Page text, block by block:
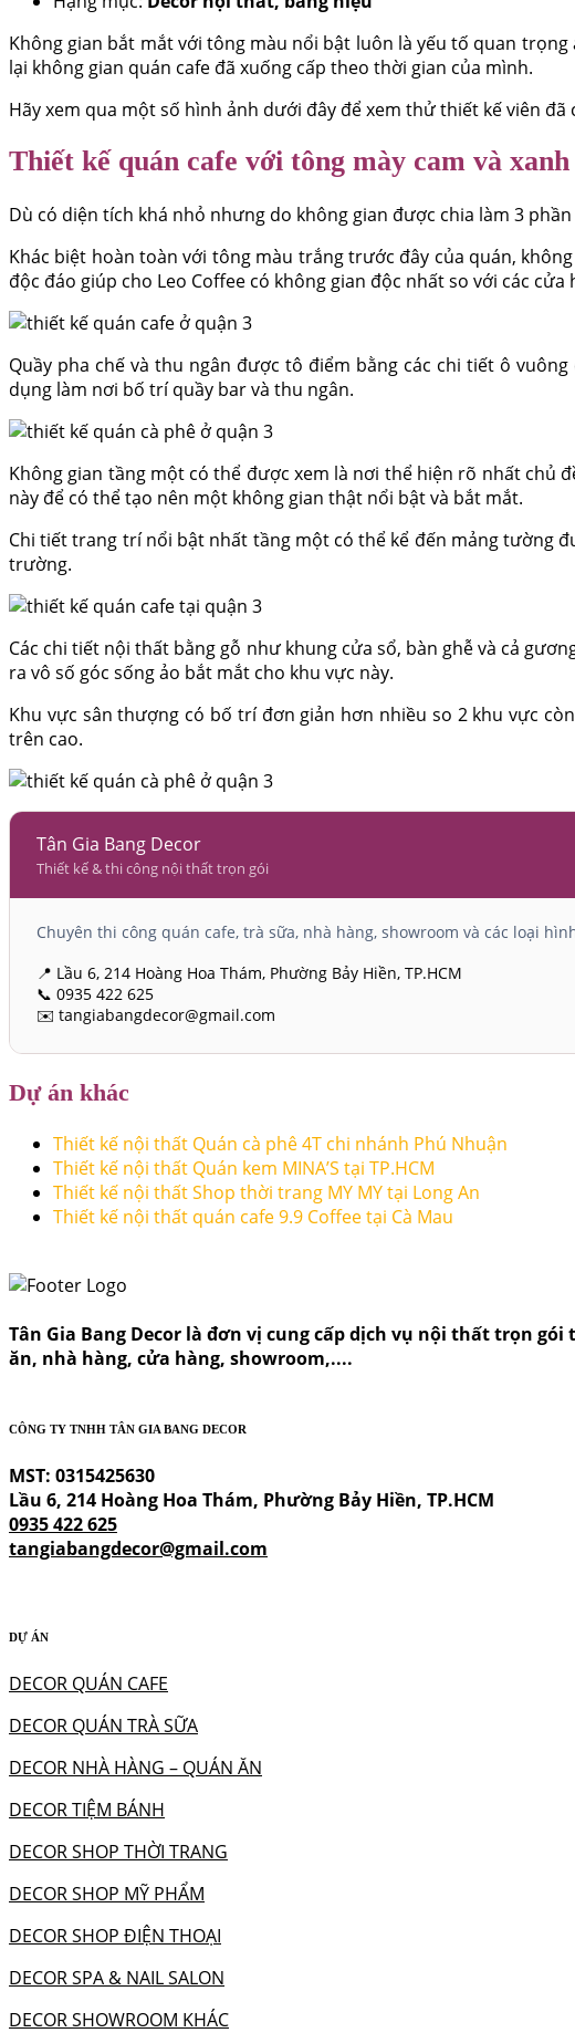
Không gian bắt mắt với tông màu nổi bật luôn là yếu tố quan
lại không gian quán cafe đã xuống cấp theo thời gian của mình.
Hãy xem qua một số hình ảnh dưới đây để xem thử thiết kế viên
Thiết kế quán cafe với tông mày cam và xanh
Dù có diện tích khá nhỏ nhưng do không gian được chia làm 3
Khác biệt hoàn toàn với tông màu trắng trước đây của quán,
độc đáo giúp cho Leo Coffee có không gian độc nhất so với các
Quầy pha chế và thu ngân được tô điểm bằng các chi tiết ô
dụng làm nơi bố trí quầy bar và thu ngân.
Không gian tầng một có thể được xem là nơi thể hiện rõ nhất chủ
này để có thể tạo nên một không gian thật nổi bật và bắt mắt.
Chi tiết trang trí nổi bật nhất tầng một có thể kể đến mảng tường
trường.
Các chi tiết nội thất bằng gỗ như khung cửa sổ, bàn ghễ và cả
ra vô số góc sống ảo bắt mắt cho khu vực này.
Khu vực sân thượng có bố trí đơn giản hơn nhiều so 2 khu vực
trên cao.
Tân Gia Bang Decor
Thiết kế & thi công nội thất trọn gói
Chuyên thi công quán cafe, trà sữa, nhà hàng, showroom và các loại
📍 Lầu 6, 214 Hoàng Hoa Thám, Phường Bảy Hiền, TP.HCM
📞 0935 422 625
✉️ tangiabangdecor@gmail.com
Dự án khác
Thiết kế nội thất Quán cà phê 4T chi nhánh Phú Nhuận
Thiết kế nội thất Quán kem MINA’S tại TP.HCM
Thiết kế nội thất Shop thời trang MY MY tại Long An
Thiết kế nội thất quán cafe 9.9 Coffee tại Cà Mau
Tân Gia Bang Decor là đơn vị cung cấp dịch vụ nội thất trọn
ăn, nhà hàng, cửa hàng, showroom,....
CÔNG TY TNHH TÂN GIA BANG DECOR
MST: 0315425630
Lầu 6, 214 Hoàng Hoa Thám, Phường Bảy Hiền, TP.HCM
0935 422 625
tangiabangdecor@gmail.com
DỰ ÁN
DECOR QUÁN CAFE
DECOR QUÁN TRÀ SỮA
DECOR NHÀ HÀNG – QUÁN ĂN
DECOR TIỆM BÁNH
DECOR SHOP THỜI TRANG
DECOR SHOP MỸ PHẨM
DECOR SHOP ĐIỆN THOẠI
DECOR SPA & NAIL SALON
DECOR SHOWROOM KHÁC